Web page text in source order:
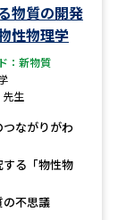
求
請求
求
物質の開発
性物理学
：新物質
先生
ながりがわ
る「物性物
不思議